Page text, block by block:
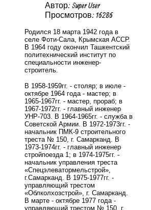
Автор: Super User
Просмотров: 16286
Родился 18 марта 1942 года в
селе Фоти-Сала, Крымская АССР.
В 1964 году окончил Ташкентский
политехнический институт по
специальности инженер-
строитель.
В 1958-1959гг. - столяр; в июле -
октябре 1964 года - мастер; в
1965-1967гг. - мастер, прораб; в
1967-1972гг. - главный инженер
УНР-703. В 1964-1965гг. - служба в
Советской Армии. В 1972-1973гг. -
начальник ПМК-9 строительного
треста № 150, г. Самарканд. В
1973-1974гг. - главный инженер
стройпоезда 1; в 1974-1975гг. -
начальник управления треста
«Спецэлеватормельстрой»,
г.Самарканд. В 1975-1977гг. -
управляющий трестом
«Облколхозстрой», г. Самарканд.
В марте - октябре 1977 года -
управляющий трестом № 150, г.